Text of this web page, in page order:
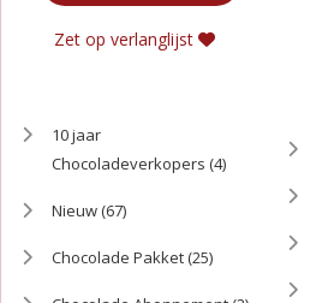
Zet op verlanglijst
10 jaar
Chocoladeverkopers (4)
Nieuw(67)
Chocolade Pakket(25)